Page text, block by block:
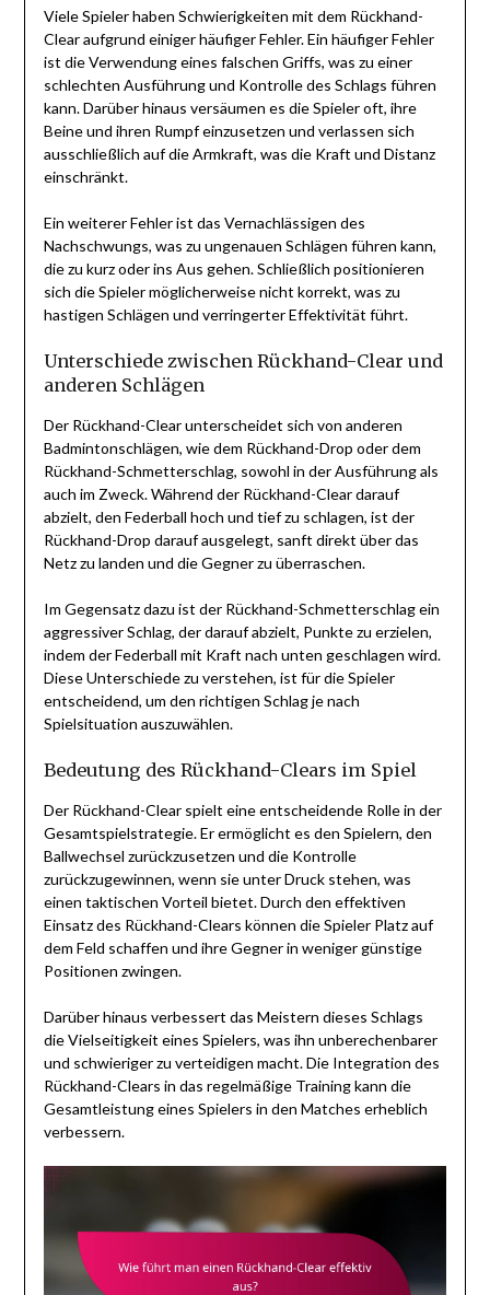
Viele Spieler haben Schwierigkeiten mit dem Rückhand-
Clear aufgrund einiger häufiger Fehler. Ein häufiger Fehler
ist die Verwendung eines falschen Griffs, was zu einer
schlechten Ausführung und Kontrolle des Schlags führen
kann. Darüber hinaus versäumen es die Spieler oft, ihre
Beine und ihren Rumpf einzusetzen und verlassen sich
ausschließlich auf die Armkraft, was die Kraft und Distanz
einschränkt.
Ein weiterer Fehler ist das Vernachlässigen des
Nachschwungs, was zu ungenauen Schlägen führen kann,
die zu kurz oder ins Aus gehen. Schließlich positionieren
sich die Spieler möglicherweise nicht korrekt, was zu
hastigen Schlägen und verringerter Effektivität führt.
Unterschiede zwischen Rückhand-Clear und
anderen Schlägen
Der Rückhand-Clear unterscheidet sich von anderen
Badmintonschlägen, wie dem Rückhand-Drop oder dem
Rückhand-Schmetterschlag, sowohl in der Ausführung als
auch im Zweck. Während der Rückhand-Clear darauf
abzielt, den Federball hoch und tief zu schlagen, ist der
Rückhand-Drop darauf ausgelegt, sanft direkt über das
Netz zu landen und die Gegner zu überraschen.
Im Gegensatz dazu ist der Rückhand-Schmetterschlag ein
aggressiver Schlag, der darauf abzielt, Punkte zu erzielen,
indem der Federball mit Kraft nach unten geschlagen wird.
Diese Unterschiede zu verstehen, ist für die Spieler
entscheidend, um den richtigen Schlag je nach
Spielsituation auszuwählen.
Bedeutung des Rückhand-Clears im Spiel
Der Rückhand-Clear spielt eine entscheidende Rolle in der
Gesamtspielstrategie. Er ermöglicht es den Spielern, den
Ballwechsel zurückzusetzen und die Kontrolle
zurückzugewinnen, wenn sie unter Druck stehen, was
einen taktischen Vorteil bietet. Durch den effektiven
Einsatz des Rückhand-Clears können die Spieler Platz auf
dem Feld schaffen und ihre Gegner in weniger günstige
Positionen zwingen.
Darüber hinaus verbessert das Meistern dieses Schlags
die Vielseitigkeit eines Spielers, was ihn unberechenbarer
und schwieriger zu verteidigen macht. Die Integration des
Rückhand-Clears in das regelmäßige Training kann die
Gesamtleistung eines Spielers in den Matches erheblich
verbessern.